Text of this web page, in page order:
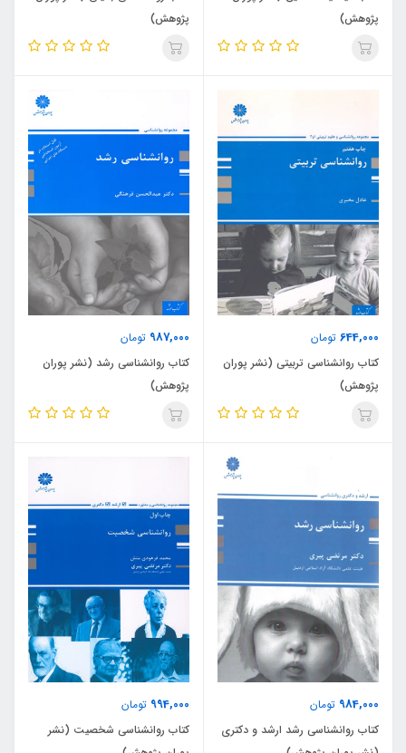
پژوهش)
پژوهش)
644,000 تومان
کتاب روانشناسی تربیتی (نشر پوران
پژوهش)
987,000 تومان
کتاب روانشناسی رشد (نشر پوران
پژوهش)
984,000 تومان
کتاب روانشناسی رشد ارشد و دکتری
994,000 تومان
کتاب روانشناسی شخصیت (نشر